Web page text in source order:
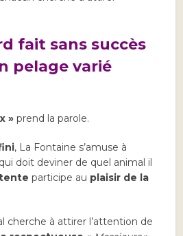
fait sans succès
pelage varié
»prend la parole.
, La Fontaine s’amuse à
doit deviner de quel animal il
participe au plaisir de la
cherche à attirer l’attention de